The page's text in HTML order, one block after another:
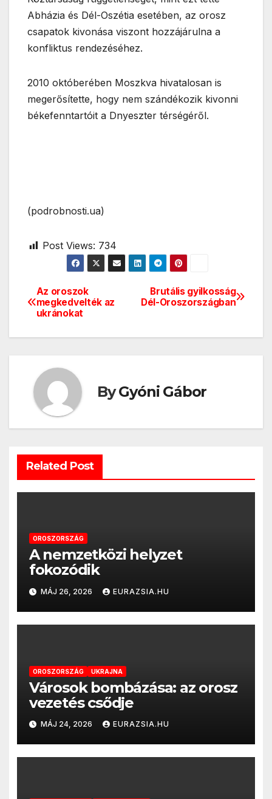
Abházia és Dél-Oszétia esetében, az orosz
csapatok kivonása viszont hozzájárulna a
konfliktus rendezéséhez.
2010 októberében Moszkva hivatalosan is
megerősítette, hogy nem szándékozik kivonni
békefenntartóit a Dnyeszter térségéről.
(podrobnosti.ua)
Post Views: 734
Bejegyzés
navigáció
Brutális gyilkosság
Dél-Oroszországban
Az oroszok
megkedvelték az
ukránokat
ByGyóni Gábor
Related Post
OROSZORSZÁG
A nemzetközi helyzet
fokozódik
MÁJ 26, 2026 EURAZSIA.HU
OROSZORSZÁG UKRAJNA
Városok bombázása: az orosz
vezetés csődje
MÁJ 24, 2026 EURAZSIA.HU